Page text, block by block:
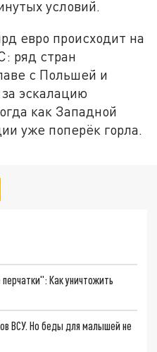
условий.
евро происходит на
ряд стран
с Польшей и
эскалацию
как Западной
уже поперёк горла.
Как уничтожить
ВСУ. Но беды для малышей не